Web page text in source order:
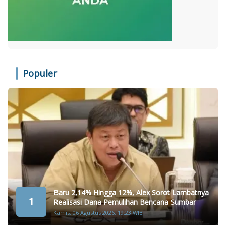
Populer
1
Baru 2,14% Hingga 12%, Alex Sorot Lambatnya
Realisasi Dana Pemulihan Bencana Sumbar
Kamis, 06 Agustus 2026, 19:23 WIB